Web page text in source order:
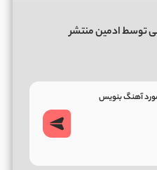
توسط ادمین منتشر